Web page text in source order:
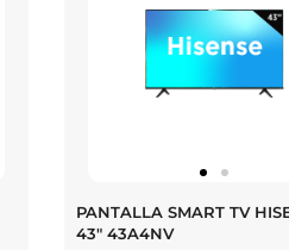
PANTALLA SMART TV
43″ 43A4NV